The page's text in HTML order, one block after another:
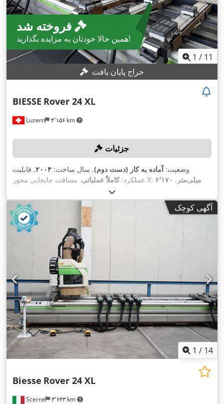
همین حالا خودتان به مزایده بگذارید!
1 / 11
حراج پایان یافت
Luzern ۴٬۱۵۶ km
BIESSE Rover 24 XL
جزئیات
وضعیت:آماده به کار (دست دوم), سال ساخت: ۲۰۰۴, قابلیت
عملکرد:کاملاً عملیاتی , مسافت جابجایی محور X: ۶٬۱۷۰ میلی‌متر ,
۱۸۰ میلی‌متر, قطر مته:۳۵ میلی‌متر
, حداکثر سرعت چرخش:
آگهی کوچک
1 / 14
Scerne ۳٬۶۴۳ km
Biesse Rover 24 XL